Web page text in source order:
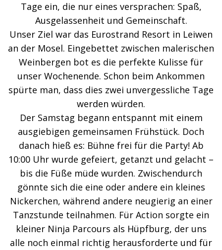
Tage ein, die nur eines versprachen: Spaß,
Ausgelassenheit und Gemeinschaft.
Unser Ziel war das Eurostrand Resort in Leiwen
an der Mosel. Eingebettet zwischen malerischen
Weinbergen bot es die perfekte Kulisse für
unser Wochenende. Schon beim Ankommen
spürte man, dass dies zwei unvergessliche Tage
werden würden.
Der Samstag begann entspannt mit einem
ausgiebigen gemeinsamen Frühstück. Doch
danach hieß es: Bühne frei für die Party! Ab
10:00 Uhr wurde gefeiert, getanzt und gelacht –
bis die Füße müde wurden. Zwischendurch
gönnte sich die eine oder andere ein kleines
Nickerchen, während andere neugierig an einer
Tanzstunde teilnahmen. Für Action sorgte ein
kleiner Ninja Parcours als Hüpfburg, der uns
alle noch einmal richtig herausforderte und für